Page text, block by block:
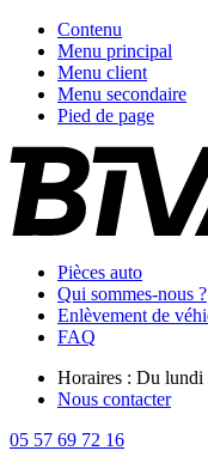
Contenu
Menu principal
Menu client
Menu secondaire
Pied de page
Pièces auto
Qui sommes-nous ?
Enlèvement de
FAQ
Horaires : Du lundi
Nous contacter
05 57 69 72 16